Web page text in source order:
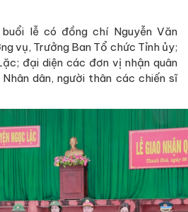
lễ có đồng chí Nguyễn Văn
vụ, Trưởng Ban Tổ chức Tỉnh ủy;
đại diện các đơn vị nhận quân
dân, người thân các chiến sĩ